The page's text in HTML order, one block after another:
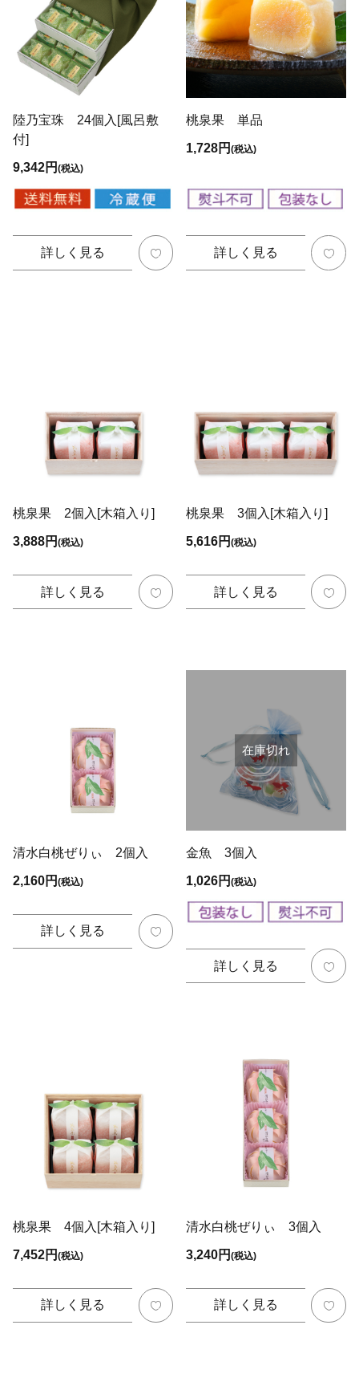
陸乃宝珠 24個入[風呂敷
付]
9,342円(税込)
詳しく見る
桃泉果 単品
1,728円(税込)
詳しく見る
桃泉果 2個入[木箱入り]
3,888円(税込)
詳しく見る
桃泉果 3個入[木箱入り]
5,616円(税込)
詳しく見る
清水白桃ぜりぃ 2個入
2,160円(税込)
詳しく見る
在庫切れ
金魚 3個入
1,026円(税込)
詳しく見る
桃泉果 4個入[木箱入り]
7,452円(税込)
詳しく見る
清水白桃ぜりぃ 3個入
3,240円(税込)
詳しく見る